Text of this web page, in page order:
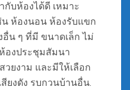
กับห้องได้ดี เหมาะ
ห้องนอน ห้องรับแขก
อื่น ๆ ที่มี ขนาดเล็ก ไม่
องประชุมสัมนา
ยงาม และมีให้เลือก
สียงดัง รบกวนบ้านอื่น.